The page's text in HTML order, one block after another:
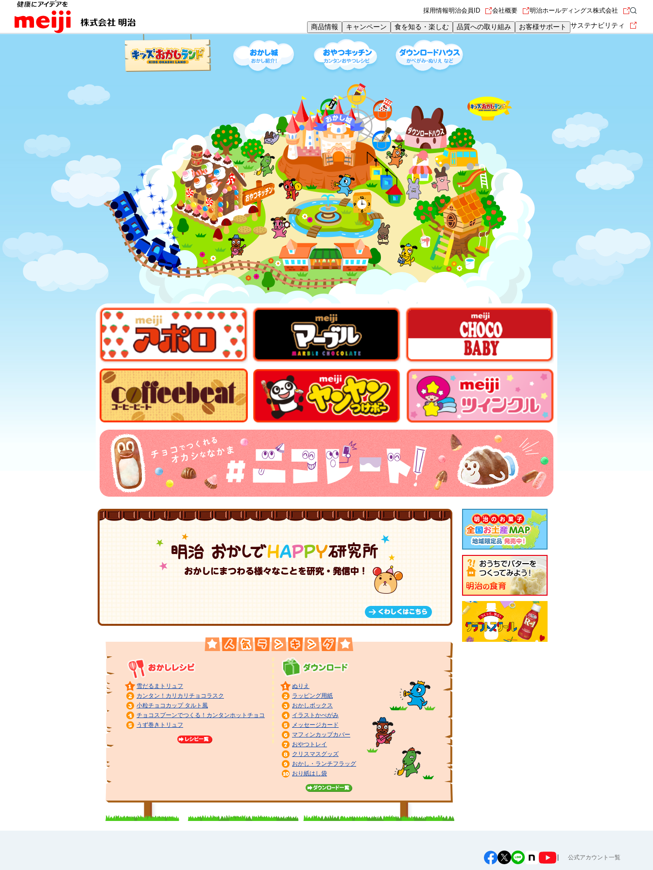
商品情報 キャンペーン 食を知る・楽しむ 品質への取り組み お客様サポート サステナビリティ
採用情報明治会員ID 会社概要 明治ホールディングス株式会社
雪だるまトリュフ
カンタン！カリカリチョコラスク
小粒チョコカップ タルト風
チョコスプーンでつくる！カンタンホットチョコ
うず巻きトリュフ
ぬりえ
ラッピング用紙
おかしボックス
イラストかべがみ
メッセージカード
マフィンカップカバー
おやつトレイ
クリスマスグッズ
おかし・ランチフラッグ
おり紙はし袋
公式アカウント一覧